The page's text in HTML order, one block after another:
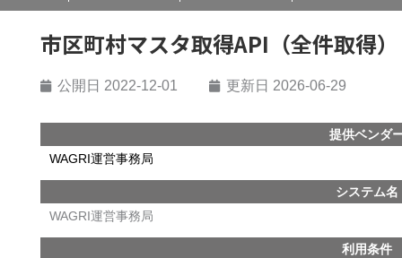
市区町村マスタ取得API（全件取得）
公開日 2022-12-01 更新日 2026-06-29
提供ベンダ
WAGRI運営事務局
システム名
WAGRI運営事務局
利用条件